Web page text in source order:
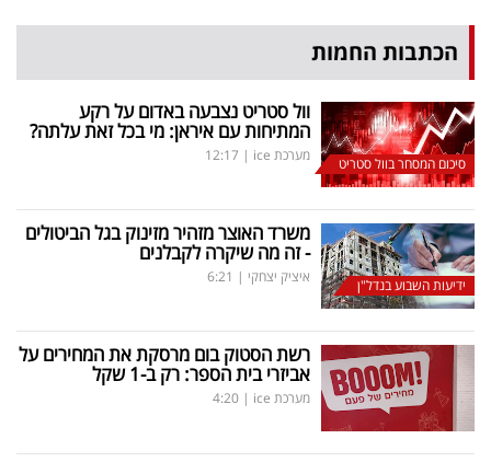
הכתבות החמות
סיכום המסחר בוול סטריט
וול סטריט נצבעה באדום על רקע
המתיחות עם איראן: מי בכל זאת עלתה?
מערכת ice |
12:17
ידיעות השבוע בנדל"ן
משרד האוצר מזהיר מזינוק בגל הביטולים
- זה מה שיקרה לקבלנים
איציק יצחקי |
6:21
רשת הסטוק בום מרסקת את המחירים על
אביזרי בית הספר: רק ב-1 שקל
מערכת ice |
4:20